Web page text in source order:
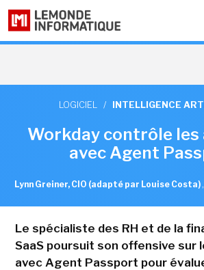
LOGICIEL / INTELLIGENCE
Workday contrôle les
avec Agent
Lynn Greiner, CIO (adapté par Louise Costa) ,
Le spécialiste des RH et de la
SaaS poursuit son offensive sur
avec Agent Passport pour